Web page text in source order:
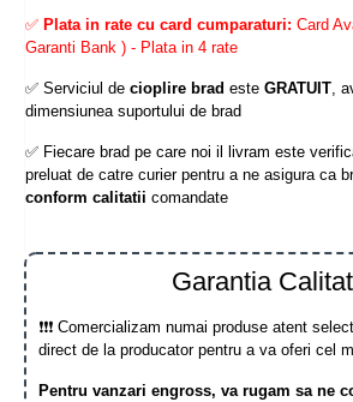
✅ Plata in rate cu card cumparaturi: Card
Garanti Bank ) - Plata in 4 rate
✅ Serviciul de cioplire brad este GRATUIT,
dimensiunea suportului de brad
✅ Fiecare brad pe care noi il livram este
preluat de catre curier pentru a ne asigura ca
conform calitatii comandate
Garantia
❗❗❗ Comercializam numai produse atent
direct de la producator pentru a va oferi cel
Pentru vanzari engross, va rugam sa ne